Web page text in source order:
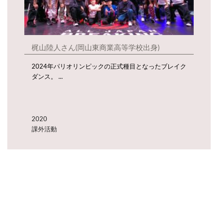
梶山陸人さん(岡山東商業高等学校出身)
2024年パリオリンピックの正式種目となったブレイク
ダンス。 ...
2020
課外活動